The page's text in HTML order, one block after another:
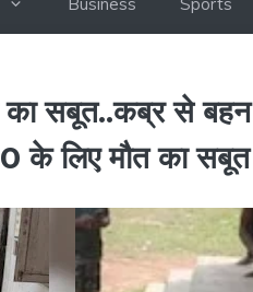
का सबूत..कब्र से
के लिए मौत का सबूत